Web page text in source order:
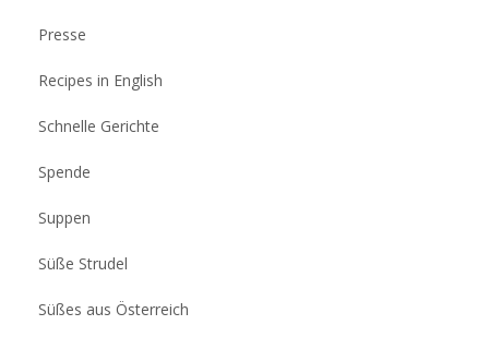
Presse
Recipes in English
Schnelle Gerichte
Spende
Suppen
Süße Strudel
Süßes aus Österreich